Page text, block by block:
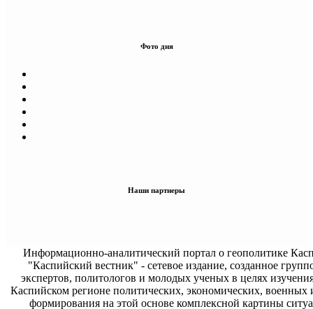
Фото дня
Наши партнеры
Информационно-аналитический портал о геополитике
"Каспийский вестник" - сетевое издание, созданное
экспертов, политологов и молодых ученых в целях
Каспийском регионе политических, экономических, военных
формирования на этой основе комплексной картины